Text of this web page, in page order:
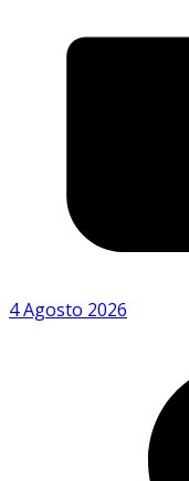
4 Agosto 2026